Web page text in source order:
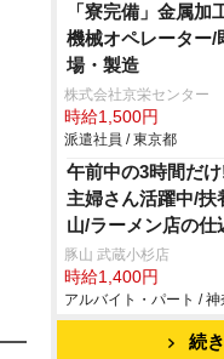
「寮完備」金属加
機械オペレーター/
場・製造
株式会社京栄センター
時給1,500円
派遣社員 / 東京都
午前中の3時間だ
主婦さん活躍中/
山/ラーメン店の仕
豚山 武蔵小杉店
時給1,400円
アルバイト・パート /
続